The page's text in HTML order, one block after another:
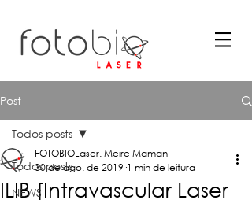
Post
Todos posts
NEWS
Todos posts
ILIB [Intravascular Laser
FOTOBIOLaser. Meire Maman
30 de ago. de 2019 1 min de leitura